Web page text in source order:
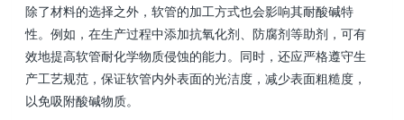
除了材料的选择之外，软管的加工方式也会影响其耐酸碱特
性。例如，在生产过程中添加抗氧化剂、防腐剂等助剂，可有
效地提高软管耐化学物质侵蚀的能力。同时，还应严格遵守生
产工艺规范，保证软管内外表面的光洁度，减少表面粗糙度，
以免吸附酸碱物质。